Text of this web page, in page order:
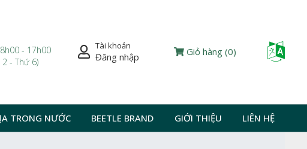
- 17h00
2 - Thứ 6)
Tài khoản
Đăng nhập Giỏ hàng(0)
TRONG NƯỚC BEETLE BRAND GIỚI THIỆU LIÊN HỆ